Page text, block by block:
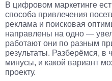
В цифровом маркетинге
способа привлечения
реклама и поисковая
направлены на одно —
работают они по разным
результаты. Разберёмся, в
минусы, и какой вариант
проекту.